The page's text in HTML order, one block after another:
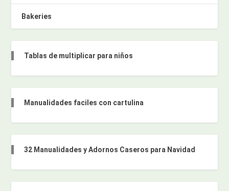
Bakeries
Tablas de multiplicar para niños
Manualidades faciles con cartulina
32 Manualidades y Adornos Caseros para Navidad